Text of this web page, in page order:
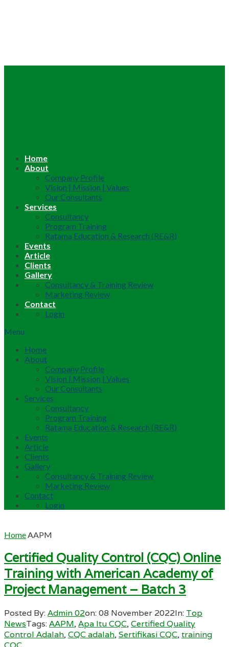
Home
About
Company Profile
Vision | Mission | Values
Our Consultants
Services
Consultancy
Program Training
Ratama Education & Research (RE&R)
Events
Article
Clients
Gallery
Consultancy & Training Review
Marketing Review
Contact
Login
Menu
Home
About
Company Profile
Vision | Mission | Values
Our Consultants
Services
Consultancy
Program Training
Ratama Education & Research (RE&R)
Events
Article
Clients
Gallery
Consultancy & Training Review
Marketing Review
Contact
Login
HomeAAPM
Certified Quality Control (CQC) Online
Training with American Academy of
Project Management – Batch 3
Posted By:Admin 02on:08 November 2022In: Top
NewsTags:AAPM,Apa Itu CQC,Certified Quality
Control Adalah,CQC adalah,Sertifikasi CQC,training